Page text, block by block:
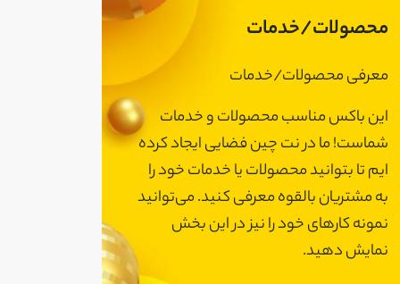
محصولات/خدمات
معرفی محصولات/خدمات
این باکس مناسب محصولات و خدمات
شماست! ما در نت چین فضایی ایجاد کرده
ایم تا بتوانید محصولات یا خدمات خود را
به مشتریان بالقوه معرفی کنید. می‌توانید
نمونه کارهای خود را نیز در این بخش
نمایش دهید.
شماست! ما در
نمونه کارهای
نمایش دهید.